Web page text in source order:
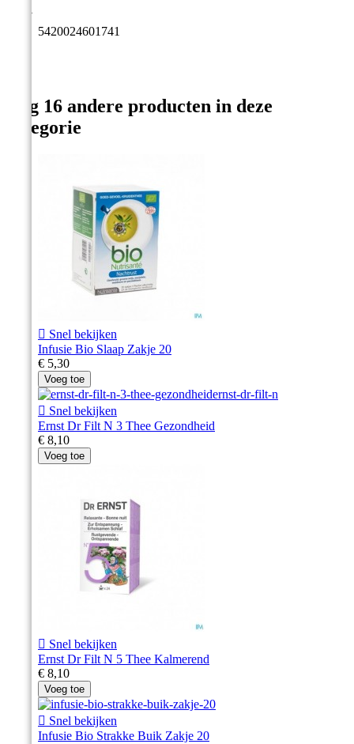
EAN
5420024601741
Nog 16 andere producten in deze
categorie
 Snel bekijken
Infusie Bio Slaap Zakje 20
€ 5,30
Voeg toe
 Snel bekijken
Ernst Dr Filt N 3 Thee Gezondheid
€ 8,10
Voeg toe
 Snel bekijken
Ernst Dr Filt N 5 Thee Kalmerend
€ 8,10
Voeg toe
 Snel bekijken
Infusie Bio Strakke Buik Zakje 20